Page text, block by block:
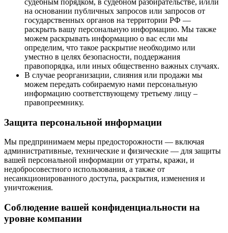
на основании публичных запросов или запросов от
государственных органов на территории РФ —
раскрыть вашу персональную информацию. Мы также
можем раскрывать информацию о вас если мы
определим, что такое раскрытие необходимо или
уместно в целях безопасности, поддержания
правопорядка, или иных общественно важных случаях.
В случае реорганизации, слияния или продажи мы
можем передать собираемую нами персональную
информацию соответствующему третьему лицу –
правопреемнику.
Защита персональной информации
Мы предпринимаем меры предосторожности — включая
административные, технические и физические — для защиты
вашей персональной информации от утраты, кражи, и
недобросовестного использования, а также от
несанкционированного доступа, раскрытия, изменения и
уничтожения.
Соблюдение вашей конфиденциальности на
уровне компании